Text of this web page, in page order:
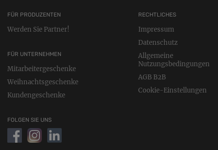
FÜR PRODUZENTEN
Werden Sie Partner!
FÜR UNTERNEHMEN
Mitarbeitergeschenke
Weihnachtsgeschenke
Kundengeschenke
RECHTLICHES
Impressum
Datenschutz
Allgemeine
Nutzungsbedingungen
AGB B2B
Cookie-Einstellungen
FOLGEN SIE UNS